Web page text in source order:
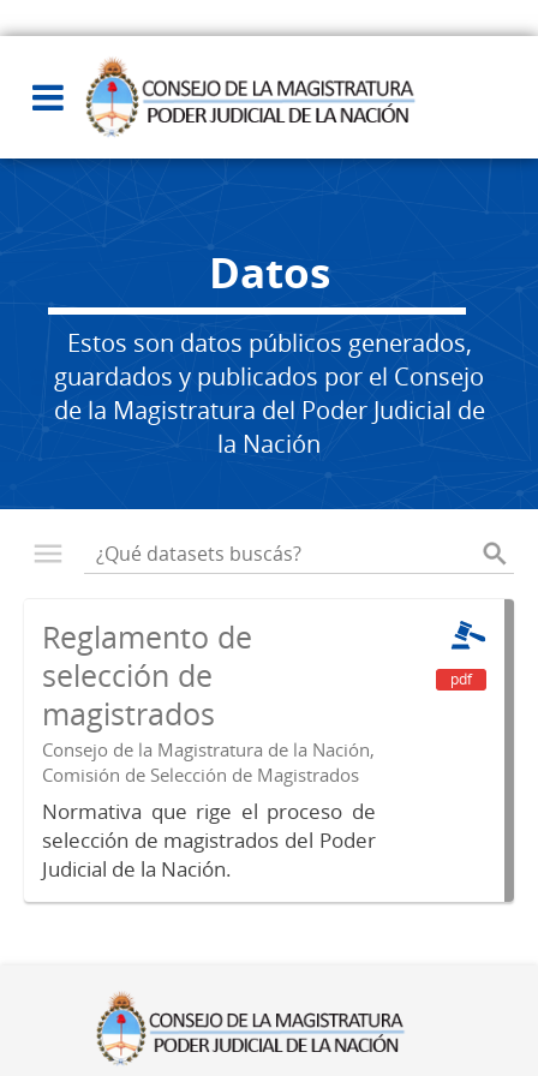
Datos
Estos son datos públicos generados,
guardados y publicados por el Consejo
de la Magistratura del Poder Judicial de
la Nación
Reglamento de
selección de
magistrados
Consejo de la Magistratura de la Nación,
Comisión de Selección de Magistrados
Normativa que rige el proceso de
selección de magistrados del Poder
Judicial de la Nación.
pdf